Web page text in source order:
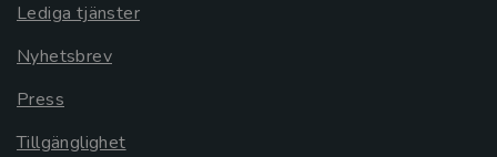
Lediga tjänster
Nyhetsbrev
Press
Tillgänglighet